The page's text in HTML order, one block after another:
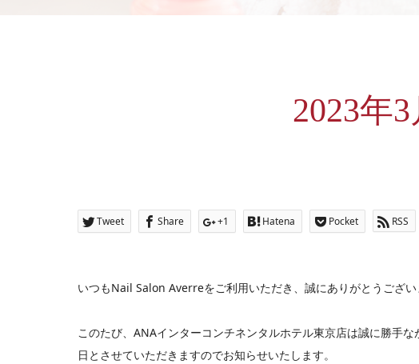
2023年
Tweet Share +1 Hatena Pocket RSS
いつもNail Salon Averreをご利用いただき、誠にありがとうござい
このたび、ANAインターコンチネンタルホテル東京店は誠に勝手
日とさせていただきますのでお知らせいたします。